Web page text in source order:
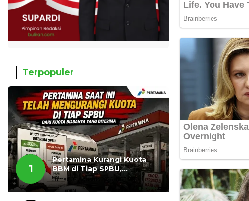
Terpopuler
1
Pertamina Kurangi Kuota
BBM di Tiap SPBU,
Masyarakat Bertanya ada
Apa
Jumat, 07 Agustus 2026, 11:03 WIB